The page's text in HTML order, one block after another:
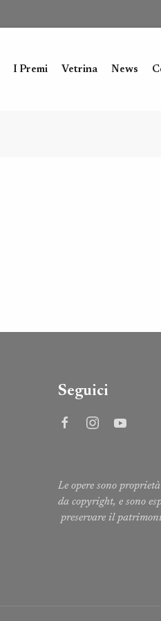
I Premi Vetrina News
Seguici
Le opere sono
da copyright, e sono
preservare il